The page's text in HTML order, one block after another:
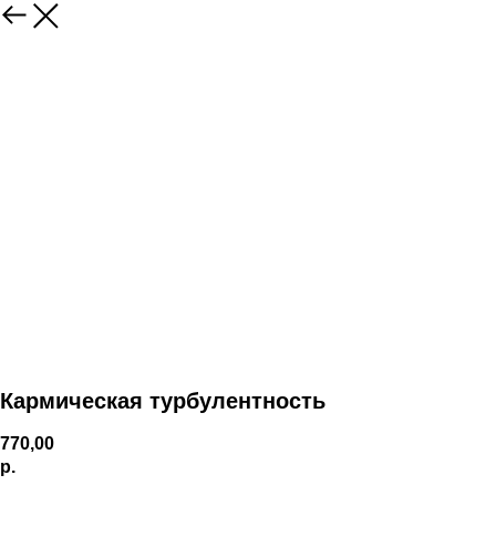
Кармическая турбулентность
770,00
р.